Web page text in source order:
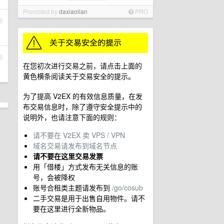
Promoted bydaxiaolian PRO
在您初次进行交易之前，请点击上面的
黄色横条阅读关于交易安全的提示。
为了提高 V2EX 的有效信息质量，在发
布交易信息时，除了遵守安全提示中的
说明外，也请注意下面的规则：
请不要在 V2EX 卖 VPS / VPN
域名交易请发布到域名节点
请不要在这里交易发票
用「借楼」方式发布无关信息的账
号，会被降权
账号合租类主题请发布到 /go/cosub
二手交易是用于出售自用物件。请不
要在这里进行全新物品。